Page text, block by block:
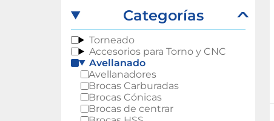
AbrasivosCategorías
Torneado
Accesorios para Torno y CNC
Avellanado
Avellanadores
Brocas Carburadas
Brocas Cónicas
Brocas de centrar